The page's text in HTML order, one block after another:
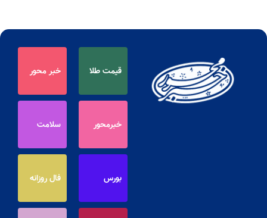
قیمت طلا خبر محور
خبرمحور سلامت
بورس فال روزانه